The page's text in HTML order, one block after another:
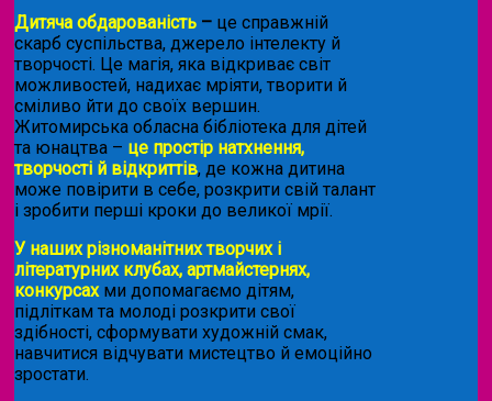
Дитяча обдарованість – це справжній
скарб суспільства, джерело інтелекту й
творчості. Це магія, яка відкриває світ
можливостей, надихає мріяти, творити й
сміливо йти до своїх вершин.
Житомирська обласна бібліотека для дітей
та юнацтва – це простір натхнення,
творчості й відкриттів, де кожна дитина
може повірити в себе, розкрити свій талант
і зробити перші кроки до великої мрії.
У наших різноманітних творчих і
літературних клубах, артмайстернях,
конкурсахми допомагаємо дітям,
підліткам та молоді розкрити свої
здібності, сформувати художній смак,
навчитися відчувати мистецтво й емоційно
зростати.